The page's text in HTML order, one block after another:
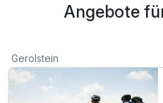
Angebote
Gerolstein